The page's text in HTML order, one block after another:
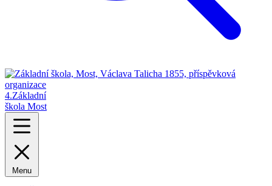
4.Základní
škola Most
Menu